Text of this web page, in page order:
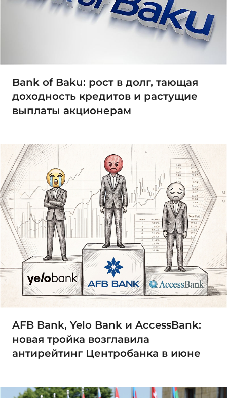
Bank of Baku: рост в долг, тающая
доходность кредитов и растущие
выплаты акционерам
AFB Bank, Yelo Bank и AccessBank:
новая тройка возглавила
антирейтинг Центробанка в июне